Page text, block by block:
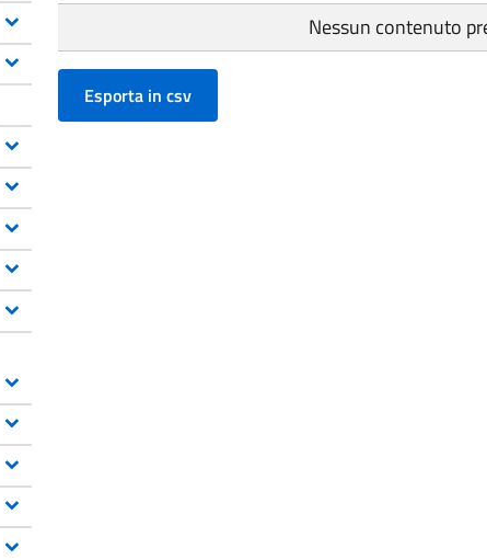
Nessun contenuto